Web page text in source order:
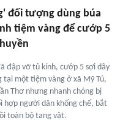
đối tượng dùng búa
tiệm vàng để cướp 5
đập vỡ tủ kính, cướp 5 sợi dây
tại một tiệm vàng ở xã Mỹ Tú,
Thơ nhưng nhanh chóng bị
hợp người dân khống chế, bắt
toàn bộ tang vật.